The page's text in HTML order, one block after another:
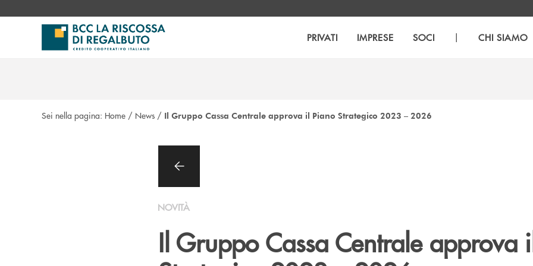
PRIVATI IMPRESE SOCI | CHI SIAMO
Sei nella pagina: Home / News / Il Gruppo Cassa Centrale approva il Piano Strategico 2023 – 2026
NOVITÀ
Il Gruppo Cassa Centrale approva